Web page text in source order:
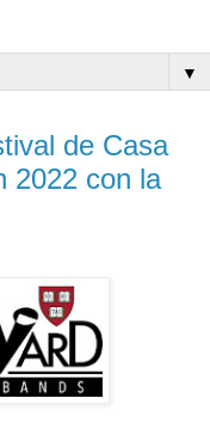
▼
de Casa
2022 con la